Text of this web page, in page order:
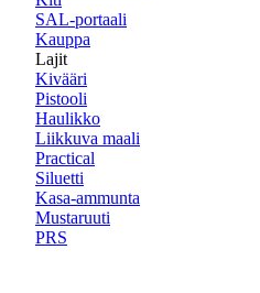
SAL-portaali
Kauppa
Lajit
Kivääri
Pistooli
Haulikko
Liikkuva maali
Practical
Siluetti
Kasa-ammunta
Mustaruuti
PRS